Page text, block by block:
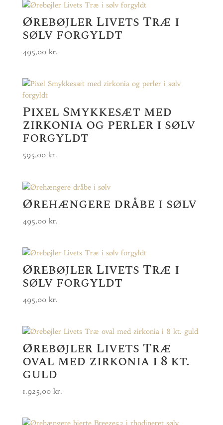
Ørebøjler Livets Træ i
sølv forgyldt
495,00 kr.
Pixel Smykkesæt med
zirkonia og perler i sølv
forgyldt
595,00 kr.
Ørehængere dråbe i sølv
495,00 kr.
Ørebøjler Livets Træ i
sølv forgyldt
495,00 kr.
Ørebøjler Livets Træ
oval med zirkonia i 8 kt.
guld
1.925,00 kr.